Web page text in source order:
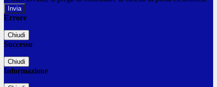
Errore
Chiudi
Successo
Chiudi
Informazione